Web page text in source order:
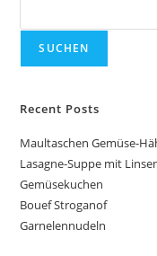
SUCHEN
Recent Posts
Maultaschen Gemüse-
Lasagne-Suppe mit
Gemüsekuchen
Bouef Stroganof
Garnelennudeln